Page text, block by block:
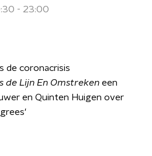
- 23:00
de coronacrisis
de Lijn En Omstreken een
en Quinten Huigen over